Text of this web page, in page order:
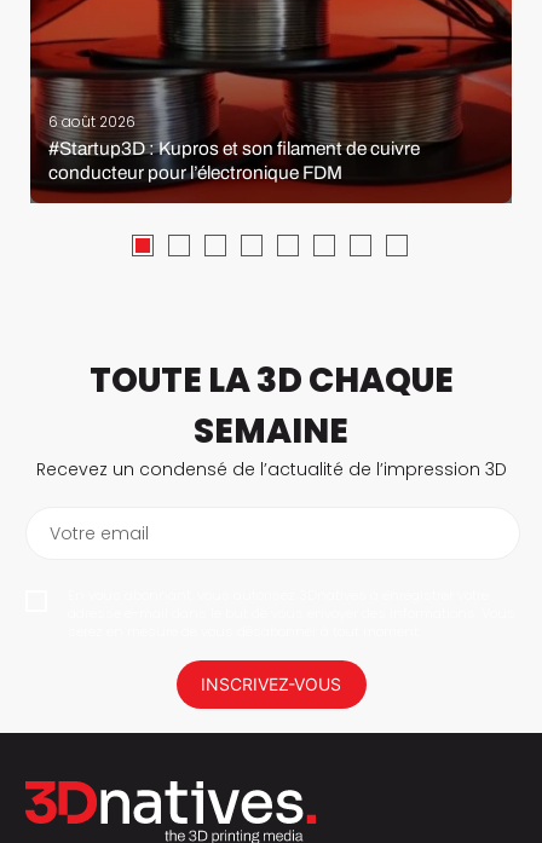
6 août 2026
#Startup3D : Kupros et son filament de cuivre
conducteur pour l’électronique FDM
TOUTE LA 3D CHAQUE
SEMAINE
Recevez un condensé de l’actualité de l’impression 3D
Votre email
INSCRIVEZ-VOUS